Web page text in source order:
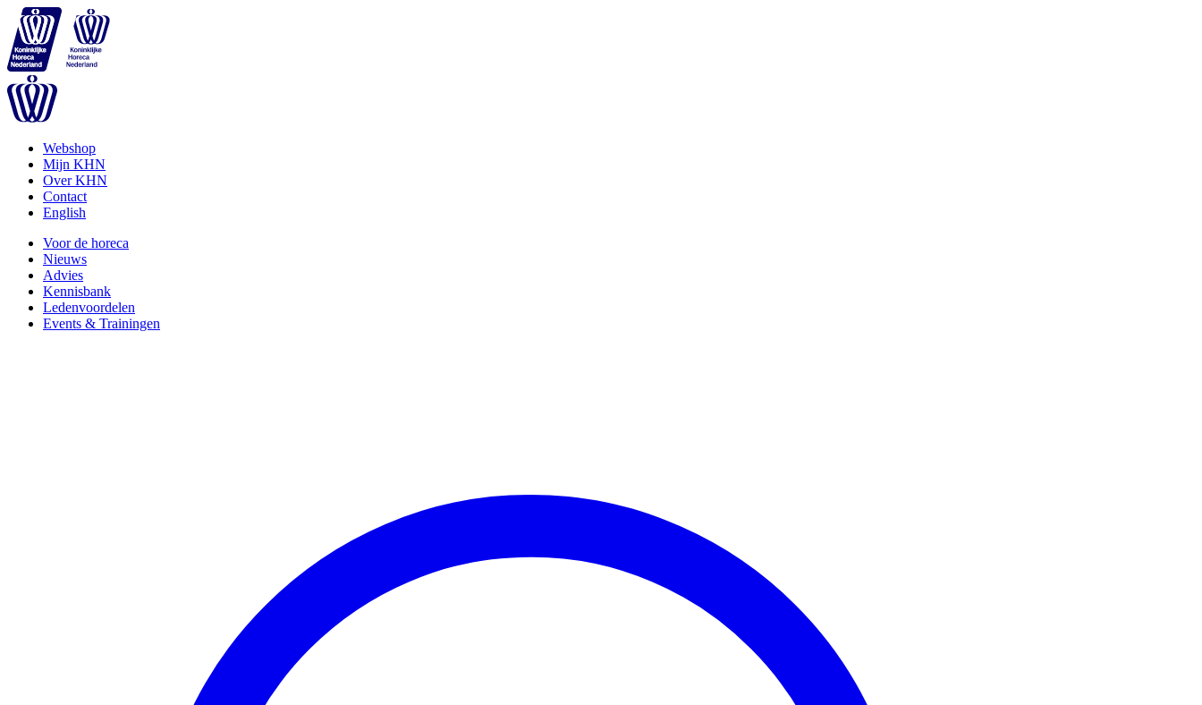
Webshop
Mijn KHN
Over KHN
Contact
English
Voor de horeca
Nieuws
Advies
Kennisbank
Ledenvoordelen
Events & Trainingen